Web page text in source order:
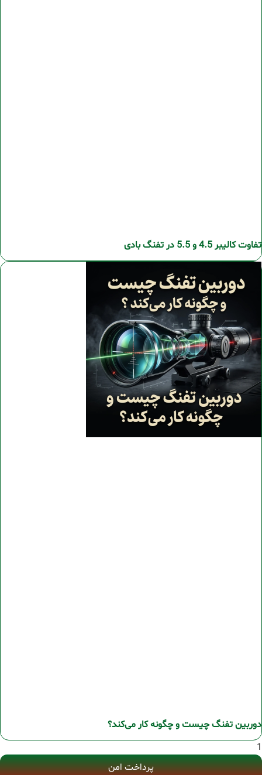
تفاوت کالیبر 4.5 و 5.5 در تفنگ بادی
دوربین تفنگ چیست و چگونه کار می‌کند؟
پرداخت امن